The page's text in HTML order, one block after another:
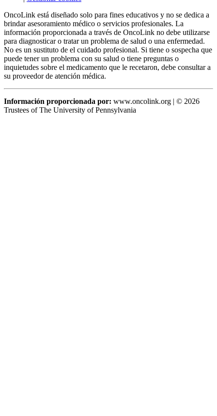
OncoLink está diseñado solo para fines educativos y no se dedica a
brindar asesoramiento médico o servicios profesionales. La
información proporcionada a través de OncoLink no debe utilizarse
para diagnosticar o tratar un problema de salud o una enfermedad.
No es un sustituto de el cuidado profesional. Si tiene o sospecha que
puede tener un problema con su salud o tiene preguntas o
inquietudes sobre el medicamento que le recetaron, debe consultar a
su proveedor de atención médica.
Información proporcionada por: www.oncolink.org | © 2026
Trustees of The University of Pennsylvania